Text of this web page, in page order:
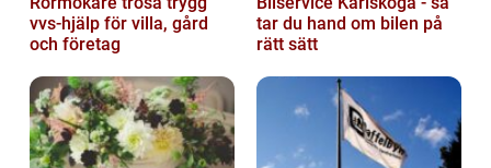
vvs-hjälp för villa, gård
och företag
tar du hand om bilen på
rätt sätt